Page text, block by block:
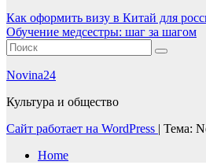
Как оформить визу в Китай для
Обучение медсестры: шаг за шагом
Novina24
Культура и общество
Сайт работает на WordPress | Тема:
Home